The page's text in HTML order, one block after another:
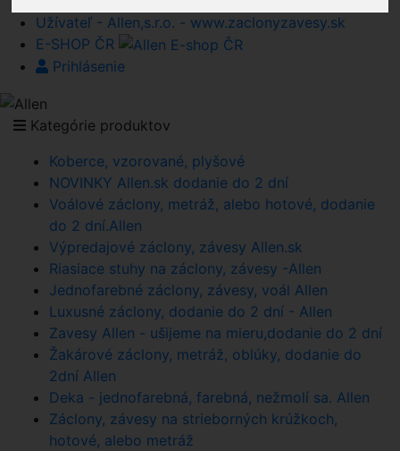
Užívateľ - Allen,s.r.o. - www.zaclonyzavesy.sk
E-SHOP ČR
Prihlásenie
Kategórie produktov
Koberce, vzorované, plyšové
NOVINKY Allen.sk dodanie do 2 dní
Voálové záclony, metráž, alebo hotové, dodanie
do 2 dní.Allen
Výpredajové záclony, závesy Allen.sk
Riasiace stuhy na záclony, závesy -Allen
Jednofarebné záclony, závesy, voál Allen
Luxusné záclony, dodanie do 2 dní - Allen
Zavesy Allen - ušijeme na mieru,dodanie do 2 dní
Žakárové záclony, metráž, oblúky, dodanie do
2dní Allen
Deka - jednofarebná, farebná, nežmolí sa. Allen
Záclony, závesy na strieborných krúžkoch,
hotové, alebo metráž